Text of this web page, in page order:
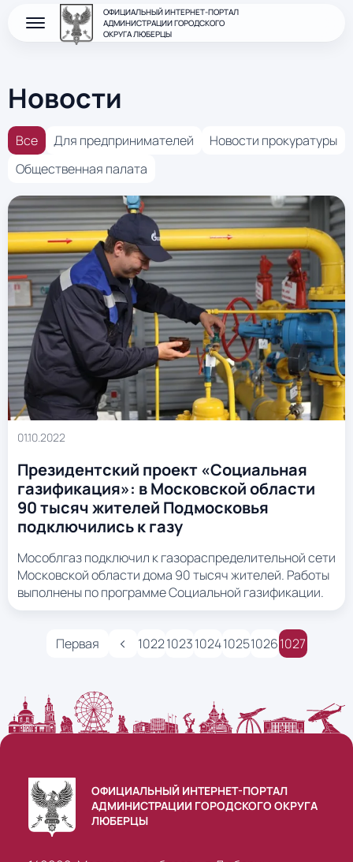
ОФИЦИАЛЬНЫЙ ИНТЕРНЕТ-ПОРТАЛ
АДМИНИСТРАЦИИ ГОРОДСКОГО
ОКРУГА ЛЮБЕРЦЫ
Новости
Все Для предпринимателей
Новости прокуратуры
Общественная палата
01.10.2022
Президентский проект «Социальная
газификация»: в Московской области
90 тысяч жителей Подмосковья
подключились к газу
Мособлгаз подключил к газораспределительной сети
Московской области дома 90 тысяч жителей. Работы
выполнены по программе Социальной газификации.
Первая ‹ 102210231024102510261027
ОФИЦИАЛЬНЫЙ ИНТЕРНЕТ-ПОРТАЛ
АДМИНИСТРАЦИИ ГОРОДСКОГО ОКРУГА
ЛЮБЕРЦЫ